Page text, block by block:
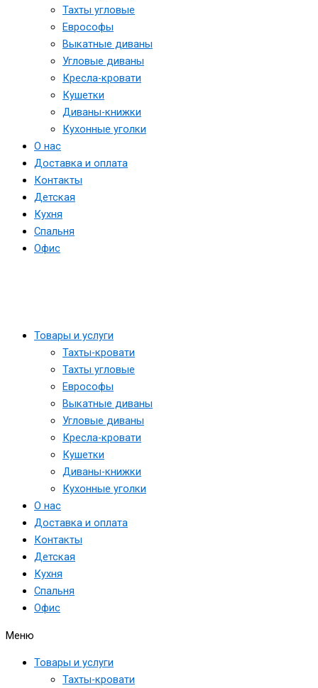
Тахты угловые
Еврософы
Выкатные диваны
Угловые диваны
Кресла-кровати
Кушетки
Диваны-книжки
Кухонные уголки
О нас
Доставка и оплата
Контакты
Детская
Кухня
Спальня
Офис
Товары и услуги
Тахты-кровати
Тахты угловые
Еврософы
Выкатные диваны
Угловые диваны
Кресла-кровати
Кушетки
Диваны-книжки
Кухонные уголки
О нас
Доставка и оплата
Контакты
Детская
Кухня
Спальня
Офис
Меню
Товары и услуги
Тахты-кровати